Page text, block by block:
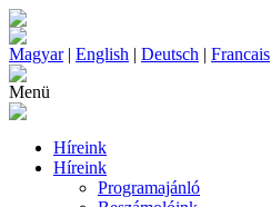
Magyar| English | Deutsch | Francais
Menü
Híreink
Híreink
Programajánló